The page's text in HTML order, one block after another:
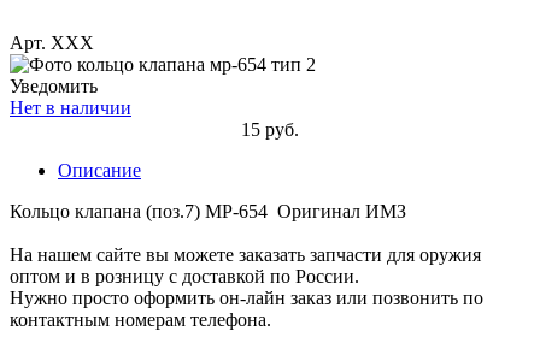
Арт. XXX
Уведомить
Нет в наличии
15 руб.
Описание
Кольцо клапана (поз.7) МР-654 Оригинал ИМЗ
На нашем сайте вы можете заказать запчасти для оружия
оптом и в розницу с доставкой по России.
Нужно просто оформить он-лайн заказ или позвонить по
контактным номерам телефона.